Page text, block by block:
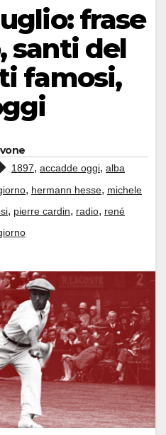
frase
santi del
famosi,
1897, accadde oggi, alba
, hermann hesse, michele
, pierre cardin, radio, rené